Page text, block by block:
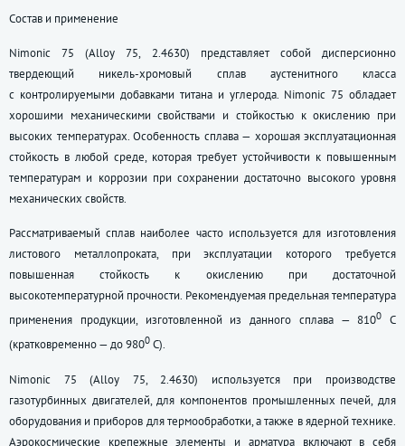
Состав и применение
Nimonic 75 (Аlloy 75, 2.4630) представляет собой дисперсионно
твердеющий никель-хромовый сплав аустенитного класса
с контролируемыми добавками титана и углерода. Nimonic 75 обладает
хорошими механическими свойствами и стойкостью к окислению при
высоких температурах. Особенность сплава — хорошая эксплуатационная
стойкость в любой среде, которая требует устойчивости к повышенным
температурам и коррозии при сохранении достаточно высокого уровня
механических свойств.
Рассматриваемый сплав наиболее часто используется для изготовления
листового металлопроката, при эксплуатации которого требуется
повышенная стойкость к окислению при достаточной
высокотемпературной прочности. Рекомендуемая предельная температура
применения продукции, изготовленной из данного сплава — 8100
С
(кратковременно — до 9800 С).
Nimonic 75 (Аlloy 75, 2.4630) используется при производстве
газотурбинных двигателей, для компонентов промышленных печей, для
оборудования и приборов для термообработки, а также в ядерной технике.
Аэрокосмические крепежные элементы и арматура включают в себя